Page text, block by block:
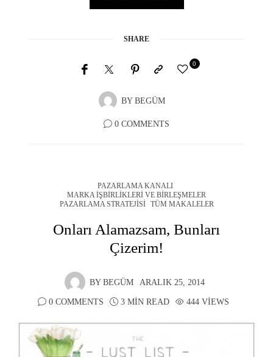
SHARE
BY BEGÜM
0
0 COMMENTS
PAZARLAMA KANALI
MARKA İŞBIRLIKLERI VE BIRLEŞMELER
PAZARLAMA STRATEJISI
TÜM MAKALELER
Onları Alamazsam, Bunları
Çizerim!
BY BEGÜM ARALIK 25, 2014
0 COMMENTS 3 MIN READ 444 VIEWS